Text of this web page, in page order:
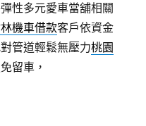
性多元愛車當舖相關
機車借款客戶依資金
管道輕鬆無壓力桃園
留車，